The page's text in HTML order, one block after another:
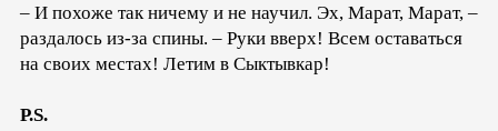
– И похоже так ничему и не научил. Эх, Марат, Марат, –
раздалось из-за спины. – Руки вверх! Всем оставаться
на своих местах! Летим в Сыктывкар!
P.S.